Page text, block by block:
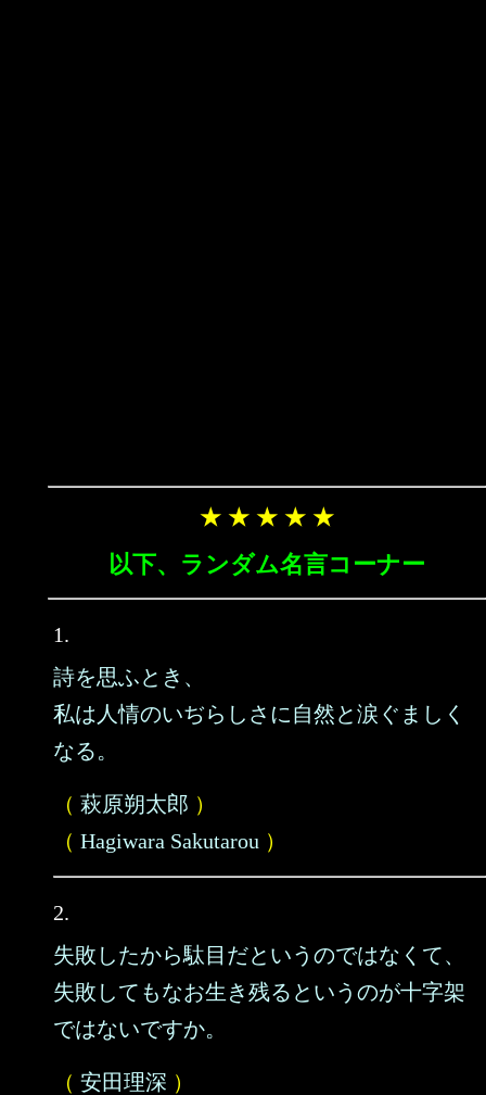
★ ★ ★ ★ ★
以下、ランダム名言コーナー
1.
詩を思ふとき、
私は人情のいぢらしさに自然と涙ぐましく
なる。
（ 萩原朔太郎 ）
（ Hagiwara Sakutarou ）
2.
失敗したから駄目だというのではなくて、
失敗してもなお生き残るというのが十字架
ではないですか。
（ 安田理深 ）